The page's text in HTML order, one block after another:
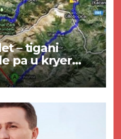
– tigani
pa u kryer
komuna e
për